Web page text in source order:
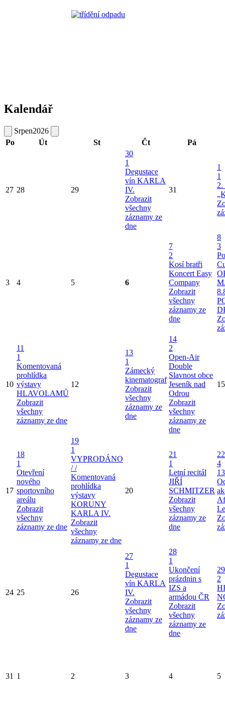
Kalendář
Srpen2026
Po
Út St Čt Pá
27 28 29
30
1
Degustace
vín KARLA
IV.
Zobrazit
všechny
záznamy ze
dne
31
1
1
2.
3 4 5 6
7
2
Kosí bratři
Koncert Easy
Company
Zobrazit
všechny
záznamy ze
dne
8
3
10
11
1
Komentovaná
prohlídka
výstavy
HLAVOLAMŮ
Zobrazit
všechny
záznamy ze dne
12
13
1
Zámecký
kinematograf
Zobrazit
všechny
záznamy ze
dne
14
2
Open-Air
Double
Slavnost obce
Jeseník nad
Odrou
Zobrazit
všechny
záznamy ze
dne
15
17
18
1
Otevření
nového
sportovního
areálu
Zobrazit
všechny
záznamy ze dne
19
1
VYPRODÁNO
/ /
Komentovaná
prohlídka
výstavy
KORUNY
KARLA IV.
Zobrazit
všechny
záznamy ze dne
20
21
1
Letní recitál
JIŘÍ
SCHMITZER
Zobrazit
všechny
záznamy ze
dne
22
4
24 25 26
27
1
Degustace
vín KARLA
IV.
Zobrazit
všechny
záznamy ze
dne
28
1
Ukončení
prázdnin s
IZS a
armádou ČR
Zobrazit
všechny
záznamy ze
dne
29
2
31 1 2 3 4 5